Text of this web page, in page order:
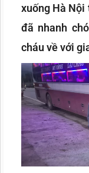
xuống Hà Nội
đã nhanh
cháu về với